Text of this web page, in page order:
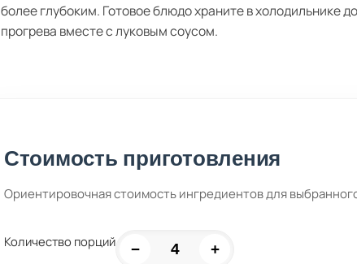
более глубоким. Готовое блюдо храните в холодильнике
прогрева вместе с луковым соусом.
Стоимость приготовления
Ориентировочная стоимость ингредиентов для
Количество порций − +